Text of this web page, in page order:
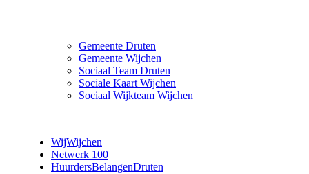
Gemeente Druten
Gemeente Wijchen
Sociaal Team Druten
Sociale Kaart Wijchen
Sociaal Wijkteam Wijchen
WijWijchen
Netwerk 100
HuurdersBelangenDruten